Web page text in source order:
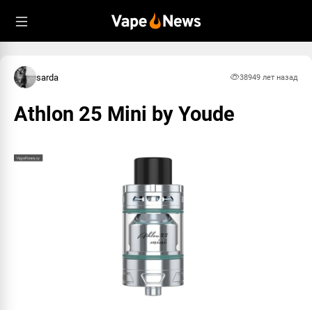
sarda 38949 лет назад
Athlon 25 Mini by Youde